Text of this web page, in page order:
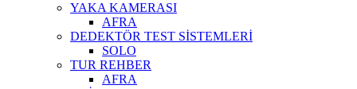
YAKA KAMERASI
AFRA
DEDEKTÖR TEST SİSTEMLERİ
SOLO
TUR REHBER
AFRA